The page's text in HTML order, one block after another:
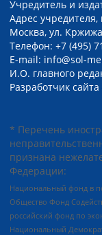
Учредитель и
Адрес учредителя,
Москва, ул.
Телефон: +7 (495)
E-mail: info@sol-
И.О. главного
Разработчик сайта
* Перечень
признана
Федерации:
Национальный фонд в
Общество Фонд
российский фонд по
Национальный